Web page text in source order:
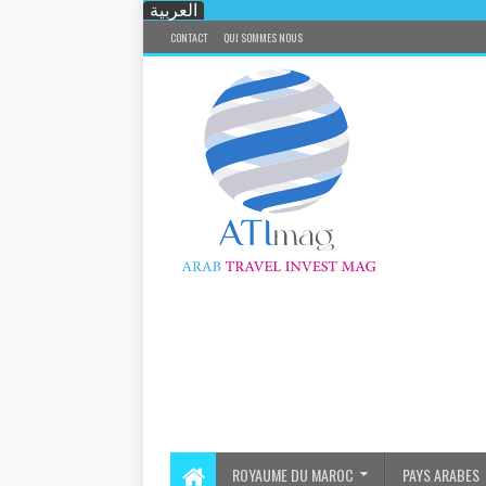
العربية
CONTACT QUI SOMMES NOUS
ROYAUME DU MAROC PAYS ARABES